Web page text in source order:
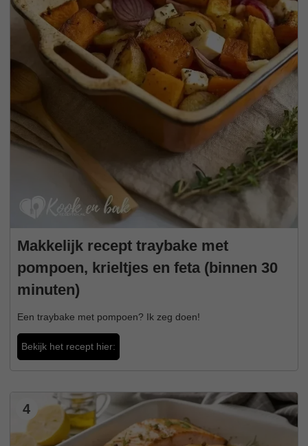
Makkelijk recept traybake met
pompoen, krieltjes en feta (binnen 30
minuten)
Een traybake met pompoen? Ik zeg doen!
Bekijk het recept hier:
4